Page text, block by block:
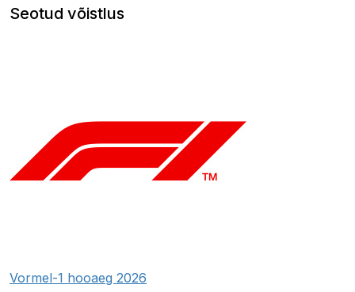
Seotud võistlus
Vormel-1 hooaeg 2026